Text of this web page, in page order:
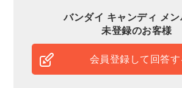
バンダイ キャンディ メ
未登録のお客様
会員登録して回答す